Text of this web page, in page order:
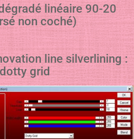
linéaire 90-20
non coché)
line silverlining :
dotty grid